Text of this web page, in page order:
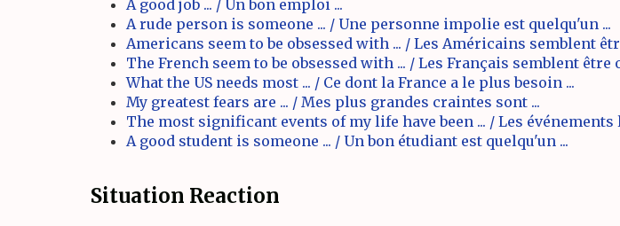
A good job ... / Un bon emploi ...
A rude person is someone ... / Une personne impolie est quelqu'un ...
Americans seem to be obsessed with ... / Les Américains semblent
The French seem to be obsessed with ... / Les Français semblent être
What the US needs most ... / Ce dont la France a le plus besoin ...
My greatest fears are ... / Mes plus grandes craintes sont ...
The most significant events of my life have been ... / Les
A good student is someone ... / Un bon étudiant est quelqu'un ...
Situation Reaction